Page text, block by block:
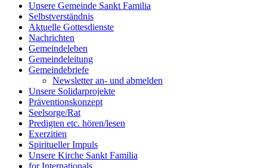
Unsere Gemeinde Sankt Familia
Selbstverständnis
Aktuelle Gottesdienste
Nachrichten
Gemeindeleben
Gemeindeleitung
Gemeindebriefe
Newsletter an- und abmelden
Unsere Solidarprojekte
Präventionskonzept
Seelsorge/Rat
Predigten etc. hören/lesen
Exerzitien
Spiritueller Impuls
Unsere Kirche Sankt Familia
for Internationals